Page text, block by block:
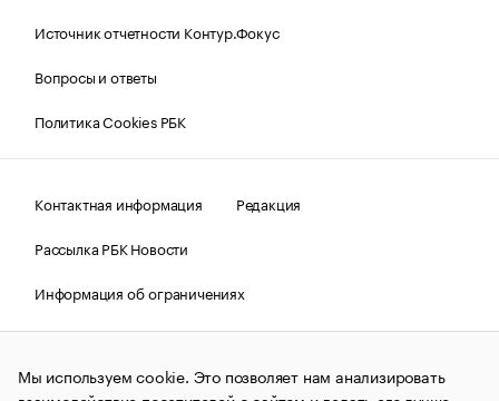
Источник отчетности Контур.Фокус
Вопросы и ответы
Политика Cookies РБК
Контактная информация
Редакция
Рассылка РБК Новости
Информация об ограничениях
Правовая информация
О соблюдении авторских прав
© АО «РОСБИЗНЕСКОНСАЛТИНГ»,1995–2026.Сообщения
и материалы информационного агентства «РБК»
Мы используем cookie. Это позволяет нам анализировать